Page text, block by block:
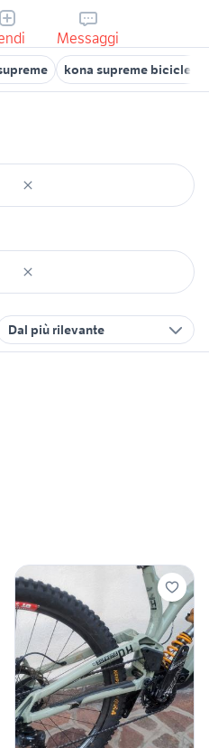
Messaggi
kona supreme biciclette
Dal più rilevante